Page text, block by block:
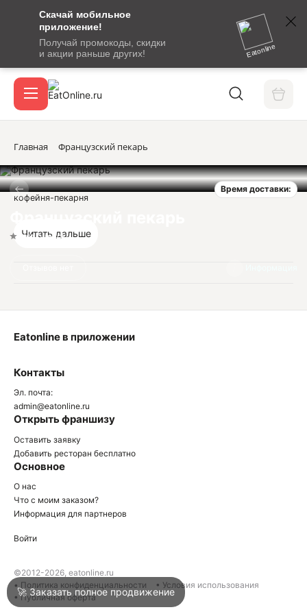
Скачай мобильное
приложение!
Получай промокоды, скидки
и акции раньше других!
Eatonline
сообщение
кодом
подтверждения
Вход / регистрация
Акции
Войти
Написать в техподдержку
Главная Французский пекарь
Время доставки:
Нет оценок
кофейня-пекарня
Читать дальше
Контакты
Эл. почта:
admin@eatonline.ru
Открыть франшизу
Оставить заявку
Добавить ресторан бесплатно
Основное
О нас
Что с моим заказом?
Информация для партнеров
Eatonline в приложении
Войти
©2012-2026, eatonline.ru
• Политика конфиденциальности
• Условия использования
• Публичная оферта
🚀 Заказать полное продвижение